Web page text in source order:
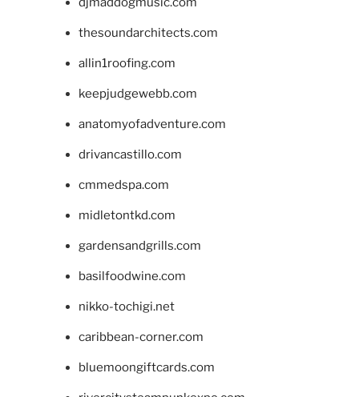
thesoundarchitects.com
allin1roofing.com
keepjudgewebb.com
anatomyofadventure.com
drivancastillo.com
cmmedspa.com
midletontkd.com
gardensandgrills.com
basilfoodwine.com
nikko-tochigi.net
caribbean-corner.com
bluemoongiftcards.com